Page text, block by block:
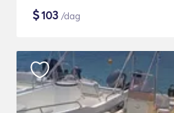
$103 /dag